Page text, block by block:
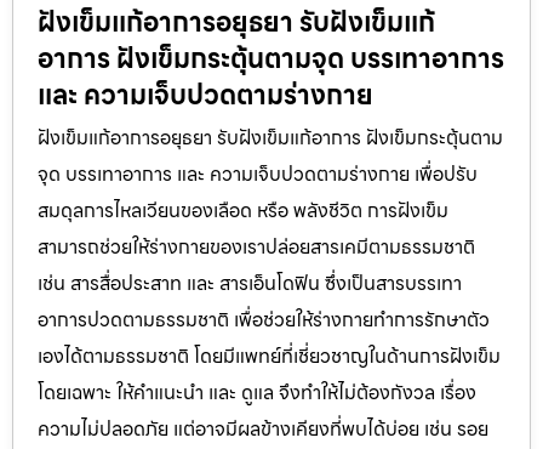
ฝังเข็มแก้อาการอยุธยา รับฝังเข็มแก้
อาการ ฝังเข็มกระตุ้นตามจุด บรรเทาอาการ
และ ความเจ็บปวดตามร่างกาย
ฝังเข็มแก้อาการอยุธยา รับฝังเข็มแก้อาการ ฝังเข็มกระตุ้นตาม
จุด บรรเทาอาการ และ ความเจ็บปวดตามร่างกาย เพื่อปรับ
สมดุลการไหลเวียนของเลือด หรือ พลังชีวิต การฝังเข็ม
สามารถช่วยให้ร่างกายของเราปล่อยสารเคมีตามธรรมชาติ
เช่น สารสื่อประสาท และ สารเอ็นโดฟิน ซึ่งเป็นสารบรรเทา
อาการปวดตามธรรมชาติ เพื่อช่วยให้ร่างกายทำการรักษาตัว
เองได้ตามธรรมชาติ โดยมีแพทย์ที่เชี่ยวชาญในด้านการฝังเข็ม
โดยเฉพาะ ให้คำแนะนำ และ ดูแล จึงทำให้ไม่ต้องกังวล เรื่อง
ความไม่ปลอดภัย แต่อาจมีผลข้างเคียงที่พบได้บ่อย เช่น รอย